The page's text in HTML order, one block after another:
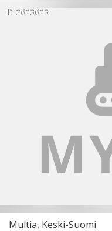
ID 2623623
Multia, Keski-Suomi